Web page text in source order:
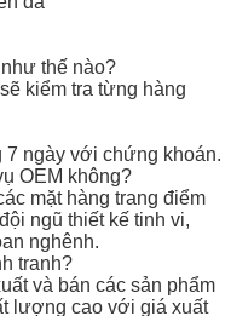
thế nào?
kiểm tra từng hàng
7 ngày với chứng khoán.
OEM không?
mặt hàng trang điểm
ngũ thiết kế tinh vi,
nghênh.
tranh?
và bán các sản phẩm
lượng cao với giá xuất